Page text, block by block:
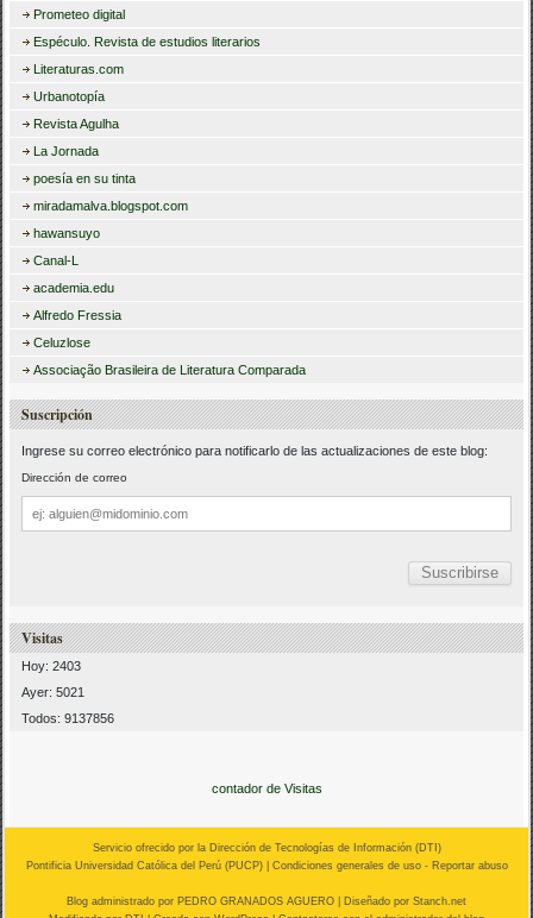
Prometeo digital
Espéculo. Revista de estudios literarios
Literaturas.com
Urbanotopía
Revista Agulha
La Jornada
poesía en su tinta
miradamalva.blogspot.com
hawansuyo
Canal-L
academia.edu
Alfredo Fressia
Celuzlose
Associação Brasileira de Literatura Comparada
Suscripción
Ingrese su correo electrónico para notificarlo de las actualizaciones de este blog:
Dirección de correo
Dirección
de
correo
Visitas
Hoy: 2403
Ayer: 5021
Todos: 9137856
contador de Visitas
Servicio ofrecido por la Dirección de Tecnologías de Información (DTI )
Pontificia Universidad Católica del Perú (PUCP) | Condiciones generales de uso- Reportar abuso
Blog administrado por PEDRO GRANADOS AGUERO | Diseñado por Stanch.net